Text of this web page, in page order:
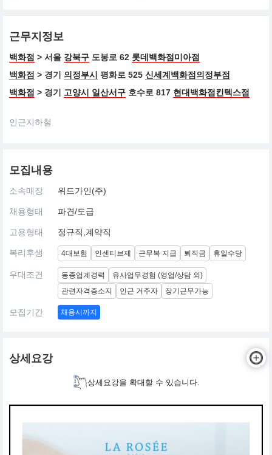
근무지정보
백화점 > 서울 강북구 도봉로 62 롯데백화점미아점
백화점 > 경기 의정부시 평화로 525 신세계백화점의정부점
백화점 > 경기 고양시 일산서구 호수로 817 현대백화점킨텍스점
인근지하철
모집내용
소속매장 위드가인(주)
채용형태 파견/도급
고용형태 정규직,계약직
복리후생 4대보험 인센티브제 근무복 지급 퇴직금 휴일수당
우대조건 동종업계경력
유사업무경험 (영업/상담 외)
관련자격증소지
인근 거주자 장기근무가능
모집기간 채용시까지
상세요강
상세요강을 확대할 수 있습니다.